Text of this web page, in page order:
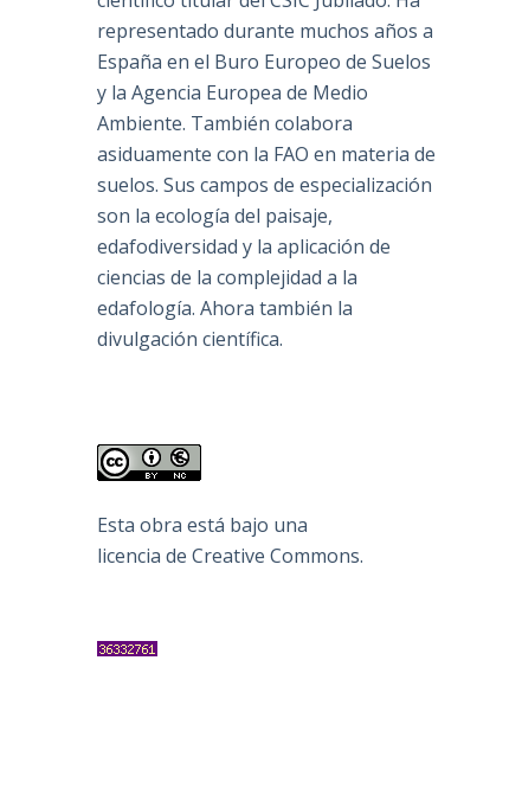
representado durante muchos años a
España en el Buro Europeo de Suelos
y la Agencia Europea de Medio
Ambiente. También colabora
asiduamente con la FAO en materia de
suelos. Sus campos de especialización
son la ecología del paisaje,
edafodiversidad y la aplicación de
ciencias de la complejidad a la
edafología. Ahora también la
divulgación científica.
Esta obra está bajo una
licencia de Creative Commons.